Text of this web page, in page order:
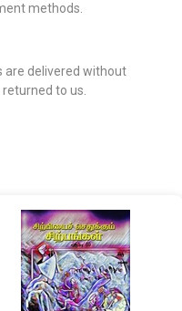
methods.
are delivered without
to us.